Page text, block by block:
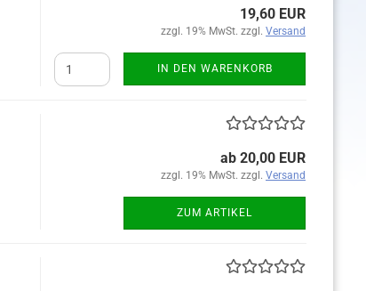
19,60 EUR
zzgl. 19% MwSt. zzgl. Versand
IN DEN WARENKORB
ab 20,00 EUR
zzgl. 19% MwSt. zzgl. Versand
ZUM ARTIKEL